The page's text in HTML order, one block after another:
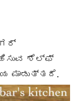
ಶೆಲ್ಫ್
ಮಾಡುತ್ತದೆ.